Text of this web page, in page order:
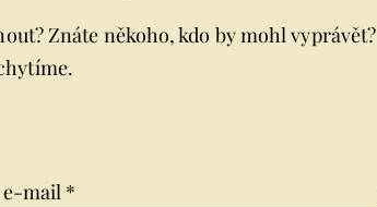
Znáte někoho, kdo by mohl vyprávět?
e-mail *